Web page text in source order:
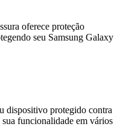
oferece proteção
seu Samsung Galaxy
dispositivo protegido contra
funcionalidade em vários